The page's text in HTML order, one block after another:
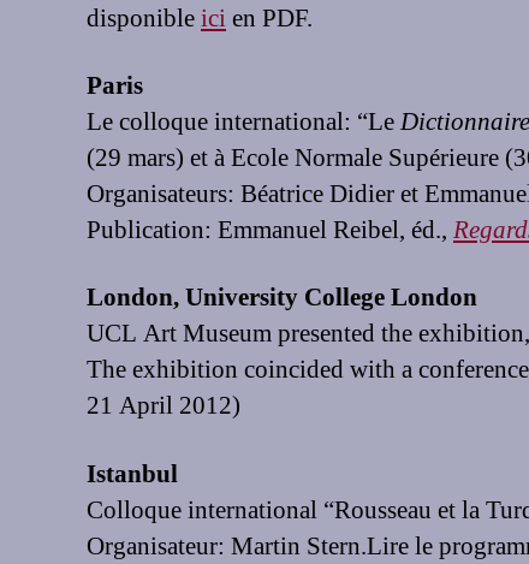
disponibleicien PDF.
Paris
Le colloque international: “Le
(29 mars) et à Ecole Normale Supérieure
Organisateurs: Béatrice Didier et
Publication: Emmanuel Reibel, éd.,
London, University College London
UCL Art Museum presented the exhibition,
The exhibition coincided with a conference
21 April 2012)
Istanbul
Colloque international “Rousseau et la
Organisateur: Martin Stern.Lire le